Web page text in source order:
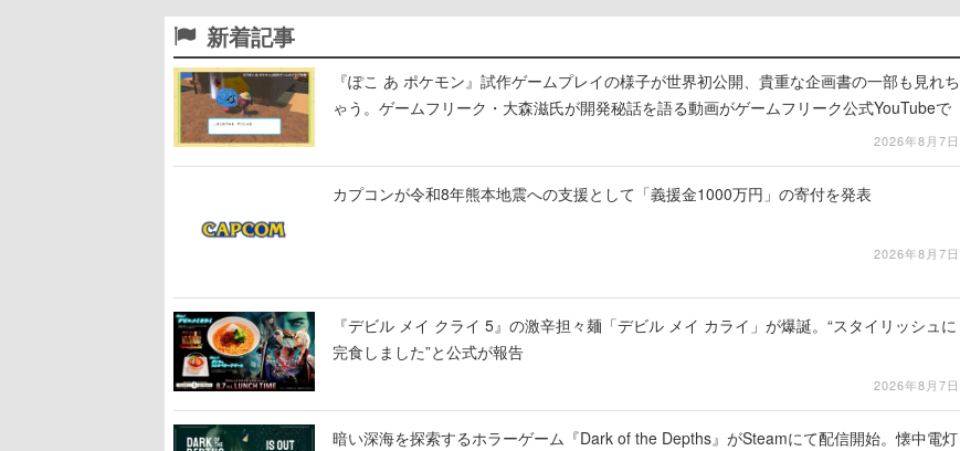
新着記事
『ぽこ あ ポケモン』試作ゲームプレイの様子が世界初公開、貴重な企画書の一部も見れち
ゃう。ゲームフリーク・大森滋氏が開発秘話を語る動画がゲームフリーク公式YouTubeで
2026年8月7日
カプコンが令和8年熊本地震への支援として「義援金1000万円」の寄付を発表
2026年8月7日
『デビル メイ クライ 5』の激辛担々麺「デビル メイ カライ」が爆誕。“スタイリッシュに
完食しました”と公式が報告
2026年8月7日
暗い深海を探索するホラーゲーム『Dark of the Depths』がSteamにて配信開始。懐中電灯